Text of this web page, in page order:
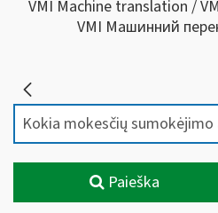
VMI Machine translation /
VMI Машинний
Paieška